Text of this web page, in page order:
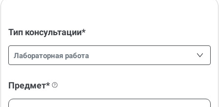
Тип консультации*
Лабораторная работа
Предмет*